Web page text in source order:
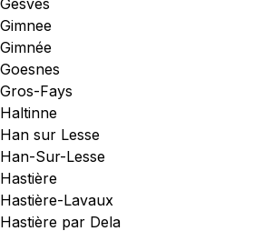
Gesves
Gimnee
Gimnée
Goesnes
Gros-Fays
Haltinne
Han sur Lesse
Han-Sur-Lesse
Hastière
Hastière-Lavaux
Hastière par Dela